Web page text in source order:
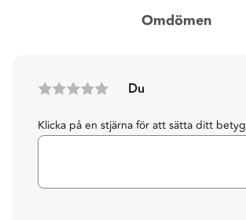
Omdömen
Du
Klicka på en stjärna för att sätta ditt betyg